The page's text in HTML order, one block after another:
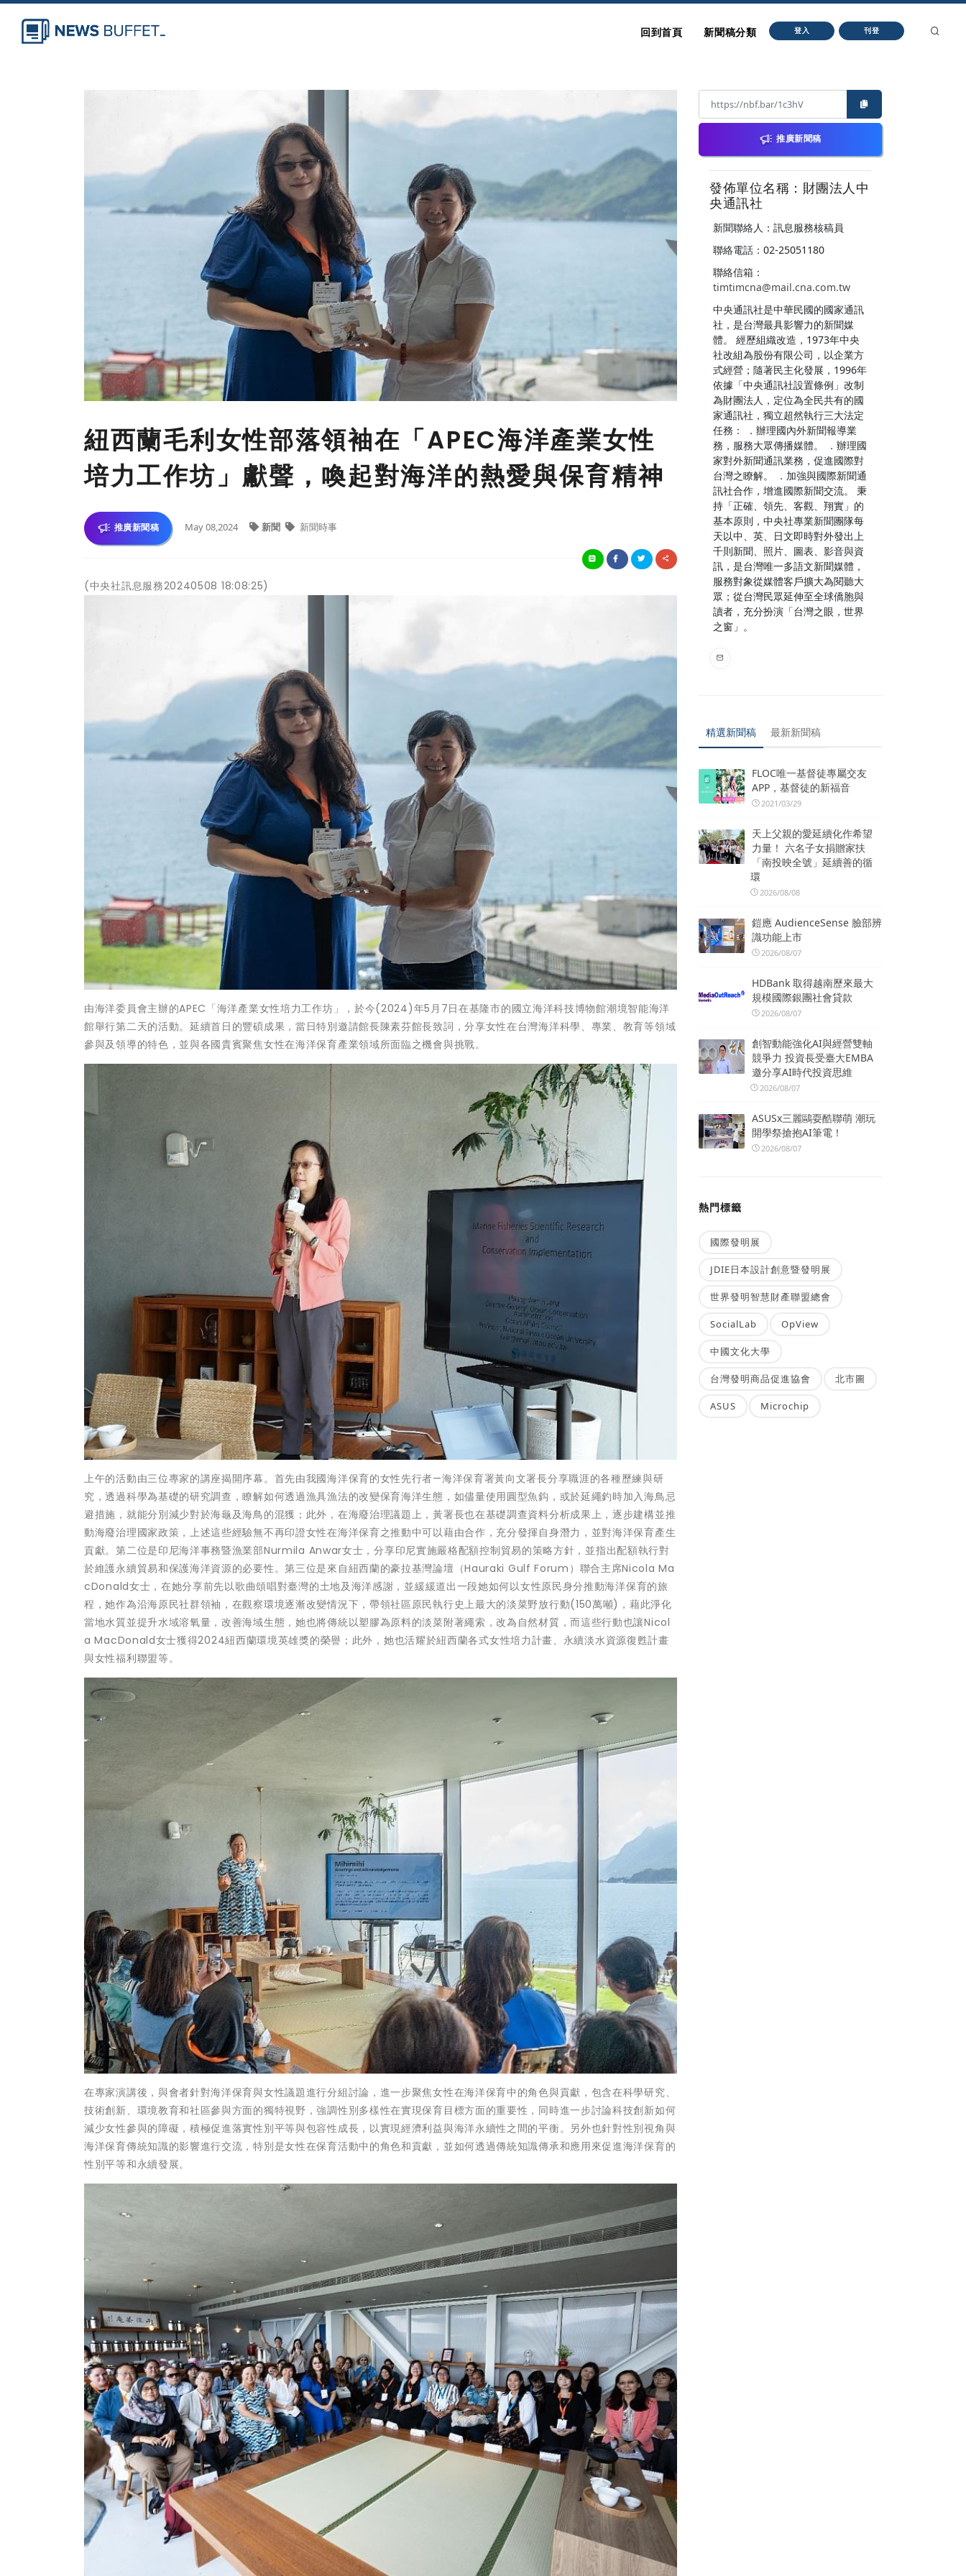
回到首頁 新聞稿分類 登入 刊登
紐西蘭毛利女性部落領袖在「APEC海洋產業女性
培力工作坊」獻聲，喚起對海洋的熱愛與保育精神
推廣新聞稿 May 08,2024 新聞 新聞時事
(中央社訊息服務20240508 18:08:25)
由海洋委員會主辦的APEC「海洋產業女性培力工作坊」，於今(2024)年5月7日在基隆市的國立海洋科技博物館潮境智能海洋
館舉行第二天的活動。延續首日的豐碩成果，當日特別邀請館長陳素芬館長致詞，分享女性在台灣海洋科學、專業、教育等領域
參與及領導的特色，並與各國貴賓聚焦女性在海洋保育產業領域所面臨之機會與挑戰。
上午的活動由三位專家的講座揭開序幕。首先由我國海洋保育的女性先行者—海洋保育署黃向文署長分享職涯的各種歷練與研
究，透過科學為基礎的研究調查，瞭解如何透過漁具漁法的改變保育海洋生態，如儘量使用圓型魚鈎，或於延繩釣時加入海鳥忌
避措施，就能分別減少對於海龜及海鳥的混獲；此外，在海廢治理議題上，黃署長也在基礎調查資料分析成果上，逐步建構並推
動海廢治理國家政策，上述這些經驗無不再印證女性在海洋保育之推動中可以藉由合作，充分發揮自身潛力，並對海洋保育產生
貢獻。第二位是印尼海洋事務暨漁業部Nurmila Anwar女士，分享印尼實施嚴格配額控制貿易的策略方針，並指出配額執行對
於維護永續貿易和保護海洋資源的必要性。第三位是來自紐西蘭的豪拉基灣論壇（Hauraki Gulf Forum）聯合主席Nicola Ma
cDonald女士，在她分享前先以歌曲頌唱對臺灣的土地及海洋感謝，並緩緩道出一段她如何以女性原民身分推動海洋保育的旅
程，她作為沿海原民社群領袖，在觀察環境逐漸改變情況下，帶領社區原民執行史上最大的淡菜野放行動(150萬噸)，藉此淨化
當地水質並提升水域溶氧量，改善海域生態，她也將傳統以塑膠為原料的淡菜附著繩索，改為自然材質，而這些行動也讓Nicol
a MacDonald女士獲得2024紐西蘭環境英雄獎的榮譽；此外，她也活耀於紐西蘭各式女性培力計畫、永續淡水資源復甦計畫
與女性福利聯盟等。
在專家演講後，與會者針對海洋保育與女性議題進行分組討論，進一步聚焦女性在海洋保育中的角色與貢獻，包含在科學研究、
技術創新、環境教育和社區參與方面的獨特視野，強調性別多樣性在實現保育目標方面的重要性，同時進一步討論科技創新如何
減少女性參與的障礙，積極促進落實性別平等與包容性成長，以實現經濟利益與海洋永續性之間的平衡。另外也針對性別視角與
海洋保育傳統知識的影響進行交流，特別是女性在保育活動中的角色和貢獻，並如何透過傳統知識傳承和應用來促進海洋保育的
性別平等和永續發展。
推廣新聞稿
發佈單位名稱：財團法人中
央通訊社
新聞聯絡人：訊息服務核稿員
聯絡電話：02-25051180
聯絡信箱：
timtimcna@mail.cna.com.tw
中央通訊社是中華民國的國家通訊
社，是台灣最具影響力的新聞媒
體。 經歷組織改造，1973年中央
社改組為股份有限公司，以企業方
式經營；隨著民主化發展，1996年
依據「中央通訊社設置條例」改制
為財團法人，定位為全民共有的國
家通訊社，獨立超然執行三大法定
任務： ．辦理國內外新聞報導業
務，服務大眾傳播媒體。 ．辦理國
家對外新聞通訊業務，促進國際對
台灣之瞭解。 ．加強與國際新聞通
訊社合作，增進國際新聞交流。 秉
持「正確、領先、客觀、翔實」的
基本原則，中央社專業新聞團隊每
天以中、英、日文即時對外發出上
千則新聞、照片、圖表、影音與資
訊，是台灣唯一多語文新聞媒體，
服務對象從媒體客戶擴大為閱聽大
眾；從台灣民眾延伸至全球僑胞與
讀者，充分扮演「台灣之眼，世界
之窗」。
精選新聞稿 最新新聞稿
FLOC唯一基督徒專屬交友
APP，基督徒的新福音
2021/03/29
天上父親的愛延續化作希望
力量！ 六名子女捐贈家扶
「南投映全號」延續善的循
環
2026/08/08
鎧應 AudienceSense 臉部辨
識功能上市
2026/08/07
HDBank 取得越南歷來最大
規模國際銀團社會貸款
2026/08/07
創智動能強化AI與經營雙軸
競爭力 投資長受臺大EMBA
邀分享AI時代投資思維
2026/08/07
ASUSx三麗鷗耍酷聯萌 潮玩
開學祭搶抱AI筆電！
2026/08/07
熱門標籤
國際發明展
JDIE日本設計創意暨發明展
世界發明智慧財產聯盟總會
SocialLab OpView
中國文化大學
台灣發明商品促進協會 北市圖
ASUS Microchip